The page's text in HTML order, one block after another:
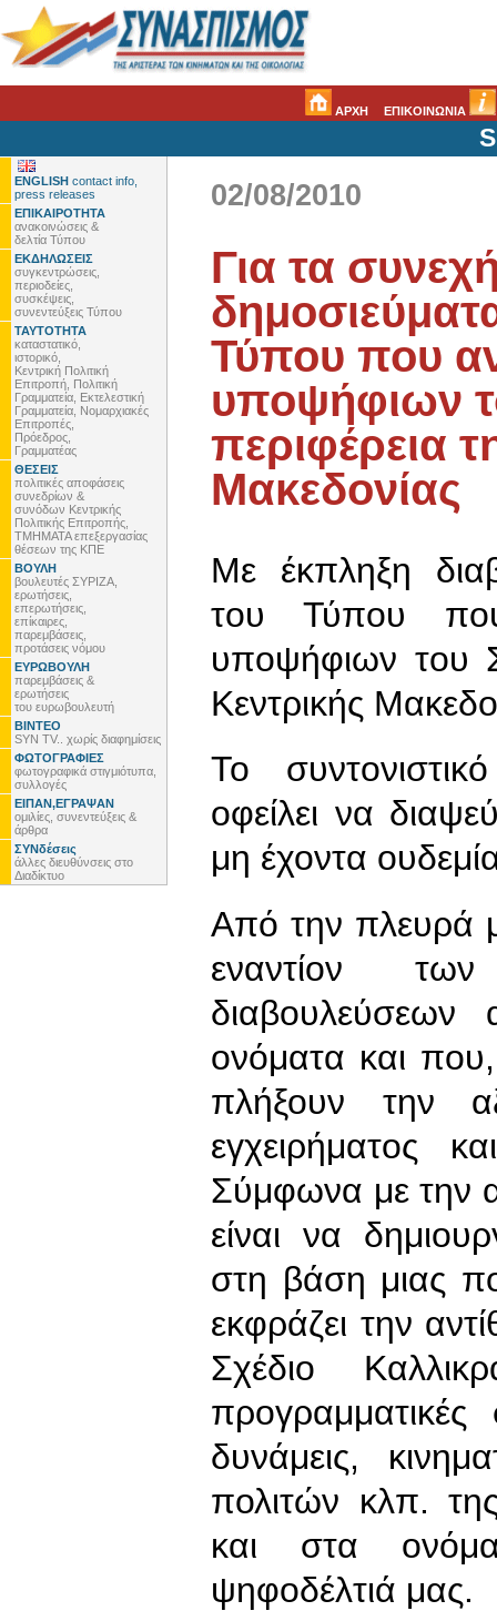
ΑΡΧΗ ΕΠΙΚΟΙΝΩΝΙΑ
ENGLISH contact info,
press releases
ΕΠΙΚΑΙΡΟΤΗΤΑ
ανακοινώσεις &
δελτία Τύπου
ΕΚΔΗΛΩΣΕΙΣ
συγκεντρώσεις,
περιοδείες,
συσκέψεις,
συνεντεύξεις Τύπου
ΤΑΥΤΟΤΗΤΑ
καταστατικό,
ιστορικό,
Κεντρική Πολιτική
Επιτροπή, Πολιτική
Γραμματεία, Εκτελεστική
Γραμματεία, Νομαρχιακές
Επιτροπές,
Πρόεδρος,
Γραμματέας
ΘΕΣΕΙΣ
πολιτικές αποφάσεις
συνεδρίων &
συνόδων Κεντρικής
Πολιτικής Επιτροπής,
ΤΜΗΜΑΤΑ επεξεργασίας
θέσεων της ΚΠΕ
ΒΟΥΛΗ
βουλευτές ΣΥΡΙΖΑ,
ερωτήσεις,
επερωτήσεις,
επίκαιρες,
παρεμβάσεις,
προτάσεις νόμου
ΕΥΡΩΒΟΥΛΗ
παρεμβάσεις &
ερωτήσεις
του ευρωβουλευτή
ΒΙΝΤΕΟ
SYN TV.. χωρίς διαφημίσεις
ΦΩΤΟΓΡΑΦΙΕΣ
φωτογραφικά στιγμιότυπα,
συλλογές
ΕΙΠΑΝ,ΕΓΡΑΨΑΝ
ομιλίες, συνεντεύξεις &
άρθρα
ΣΥΝδέσεις
άλλες διευθύνσεις στο
Διαδίκτυο
02/08/2010
Για τα
Τύπου που
υποψήφιων
περιφέρεια
Μακεδονίας
Με έκπληξη
του Τύπου
υποψήφιων του
Κεντρικής
Το
οφείλει να
μη έχοντα
Από την πλευρά
εναντίον
ονόματα και
πλήξουν την
εγχειρήματος
Σύμφωνα με την
είναι να
στη βάση μιας
εκφράζει την
Σχέδιο
προγραμματικές
δυνάμεις,
πολιτών κλπ.
και στα
ψηφοδέλτιά μας.